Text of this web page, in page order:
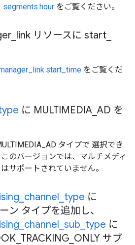
segments.hour をご覧ください。
link リソースに start
をご覧くだ
に MULTIMEDIA AD を
タイプで 選択でき
のバージョンでは、マルチメディ
サポートされていません。
channel type に
ン タイプを追加し、
channel sub type に
TRACKING ONLY サブ